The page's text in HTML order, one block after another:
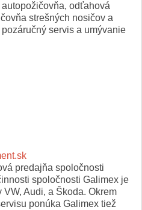
odťahová
strešných nosičov a
servis a umývanie
predajňa spoločnosti
spoločnosti Galimex je
Audi, a Škoda. Okrem
ponúka Galimex tiež